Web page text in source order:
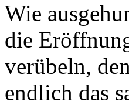
Wie
die
verübeln,
endlich das